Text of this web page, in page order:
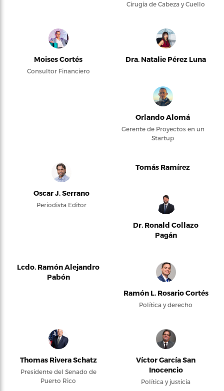
Cirugía de Cabeza y Cuello
Moises Cortés
Consultor Financiero
Dra. Natalie Pérez Luna
Orlando Alomá
Gerente de Proyectos en un
Startup
Oscar J. Serrano
Periodista Editor
Tomás Ramírez
Dr. Ronald Collazo
Pagán
Lcdo. Ramón Alejandro
Pabón
Ramón L. Rosario Cortés
Política y derecho
Thomas Rivera Schatz
Presidente del Senado de
Puerto Rico
Víctor García San
Inocencio
Política y justicia